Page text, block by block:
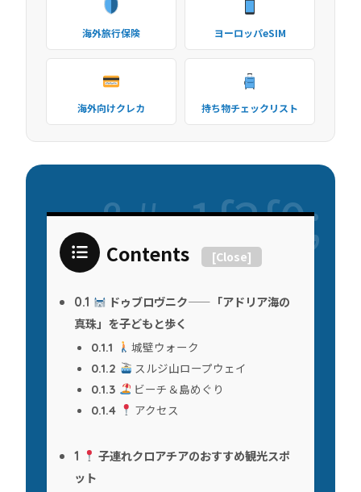
海外旅行保険 ヨーロッパeSIM
海外向けクレカ 持ち物チェックリスト
Contents [Close]
0.1
ドゥブロヴニク——「アドリア海の
真珠」を子どもと歩く
0.1.1 城壁ウォーク
0.1.2 スルジ山ロープウェイ
0.1.3 ビーチ＆島めぐり
0.1.4 アクセス
1
子連れクロアチアのおすすめ観光スポ
ット